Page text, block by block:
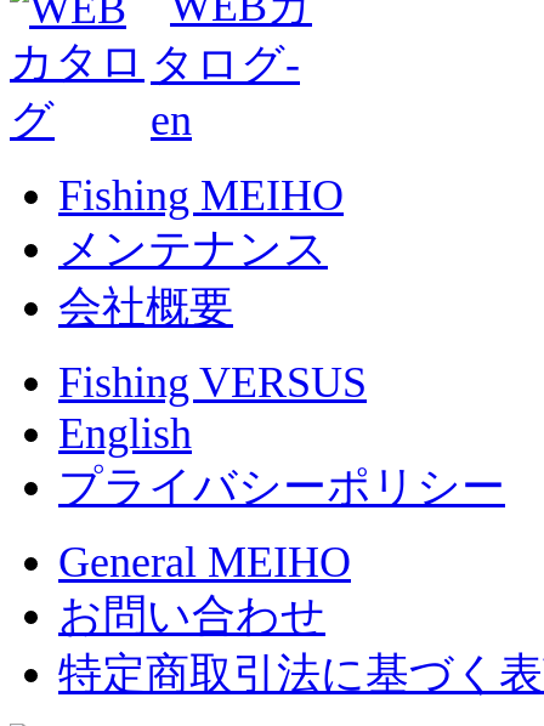
Fishing MEIHO
メンテナンス
会社概要
Fishing VERSUS
English
プライバシーポリシー
General MEIHO
お問い合わせ
特定商取引法に基づく